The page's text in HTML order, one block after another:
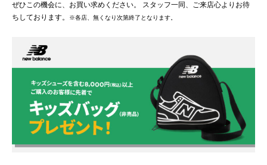
ぜひこの機会に、お買い求めください。 スタッフ一同、ご来店心よりお待
ちしております。
※各店、無くなり次第終了となります。